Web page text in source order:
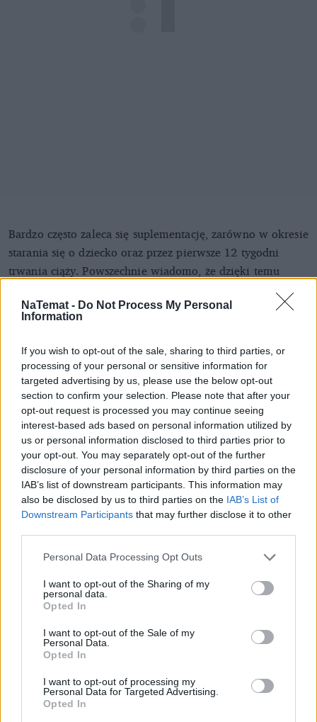
NaTemat - Do Not Process My Personal
Information
If you wish to opt-out of the sale, sharing to third parties, or
processing of your personal or sensitive information for
targeted advertising by us, please use the below opt-out
section to confirm your selection. Please note that after your
opt-out request is processed you may continue seeing
interest-based ads based on personal information utilized by
us or personal information disclosed to third parties prior to
your opt-out. You may separately opt-out of the further
disclosure of your personal information by third parties on the
IAB’s list of downstream participants. This information may
also be disclosed by us to third parties on the IAB’s List of
Downstream Participants that may further disclose it to other
Personal Data Processing Opt Outs
I want to opt-out of the Sharing of my
personal data.
Opted In
I want to opt-out of the Sale of my
Personal Data.
Opted In
I want to opt-out of processing my
Personal Data for Targeted Advertising.
Opted In
Bardzo często zaleca się suplementację, zarówno w okresie
starania się o dziecko oraz przez pierwsze 12 tygodni
trwania ciąży. Powszechnie wiadomo, że dzięki temu
nerwowej aż o 70 proc. Najczęściej występujące wady
przy niedoborach kwasu foliowego to rozszczep
kręgosłupa tylny oraz bezmózgowie. Co więcej, kwas
foliowy może zmniejszać ryzyko stanu
przedrzucawkowego oraz przedwczesnego porodu.
Przeciętny dorosły potrzebuje 200 mcg kwasu foliowego
dziennie. Najlepsze naturalne źródła kwasu foliowego to:
szpinak, brokuły, fasola, soczewica, cytryny, banany czy
melony. Najlepiej wchłania się, kiedy dostarczamy
organizmowi równocześnie odpowiednią dawkę witaminy
C oraz witaminy z grupy B.